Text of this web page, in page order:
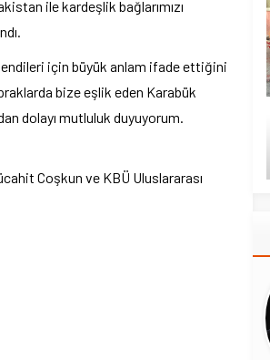
ile kardeşlik bağlarımızı
için büyük anlam ifade ettiğini
bize eşlik eden Karabük
dolayı mutluluk duyuyorum.
Coşkun ve KBÜ Uluslararası